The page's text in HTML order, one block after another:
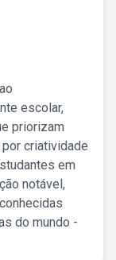
escolar,
priorizam
criatividade
em
notável,
do mundo -